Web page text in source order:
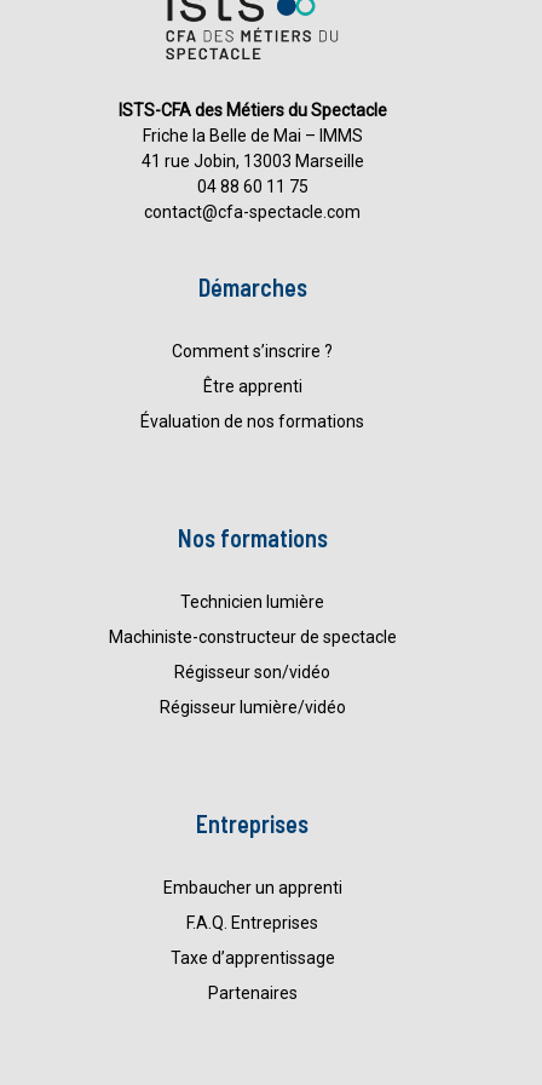
ISTS-CFA des Métiers du Spectacle
Friche la Belle de Mai – IMMS
41 rue Jobin, 13003 Marseille
04 88 60 11 75
contact@cfa-spectacle.com
Démarches
Comment s’inscrire ?
Être apprenti
Évaluation de nos formations
Nos formations
Technicien lumière
Machiniste-constructeur de spectacle
Régisseur son/vidéo
Régisseur lumière/vidéo
Entreprises
Embaucher un apprenti
F.A.Q. Entreprises
Taxe d’apprentissage
Partenaires